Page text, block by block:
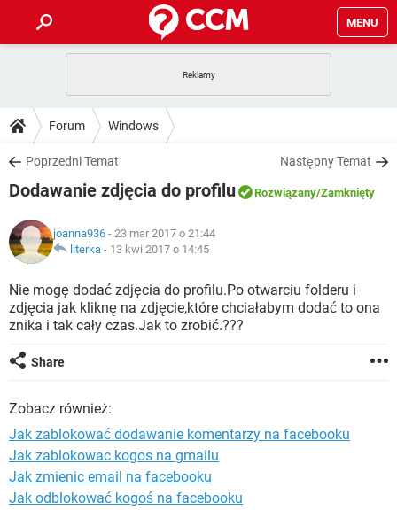
MENU
GRY
SPOTIFY
INSTAGRAM FACEBOOK
WINDOWS 10
PORADY
PlayStation
INSTAGRAM FACEBOOK
WINDOWS 10
DO POBRANIA
ANDROID TIKTOK
GRY
IOS
INSTAGRAM FACEBOOK
WINDOWS 10
COVID-19 TIKTOK
GRY
SPOTIFY NETFLIX
INSTAGRAM FACEBOOK
WINDOWS 10
ARTYKUŁY
COVID-19 TIKTOK
GRY WHATSAPP
INSTAGRAM
WINDOWS 10
Forum Windows
Poprzedni Temat Następny Temat
Dodawanie zdjęcia do profilu Rozwiązany/Zamknięty
joanna936 - 23 mar 2017 o 21:44
literka - 13 kwi 2017 o 14:45
Nie mogę dodać zdjęcia do profilu.Po otwarciu folderu i
zdjęcia jak kliknę na zdjęcie,które chciałabym dodać to ona
znika i tak cały czas.Jak to zrobić.???
Share
Zobacz również:
Jak zablokować dodawanie komentarzy na facebooku
Jak zablokowac kogos na gmailu
Jak zmienic email na facebooku
Jak odblokować kogoś na facebooku